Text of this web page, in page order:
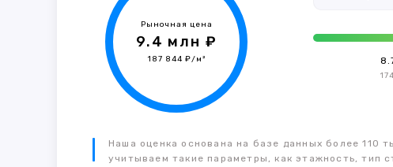
Рыночная цена
9.4 млн ₽
187 844 ₽/м²
Наша оценка основана на базе данных более 110
учитываем такие параметры, как этажность, тип